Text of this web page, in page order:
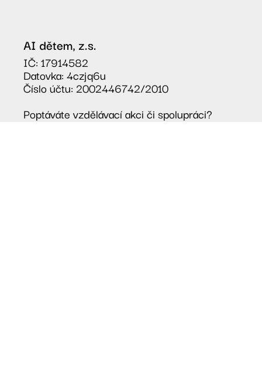
AI dětem, z.s.
IČ: 17914582
Datovka: 4czjq6u
Číslo účtu: 2002446742/2010
Poptáváte vzdělávací akci či spolupráci?
Ozvěte se Kláře na: klara@aidetem.cz